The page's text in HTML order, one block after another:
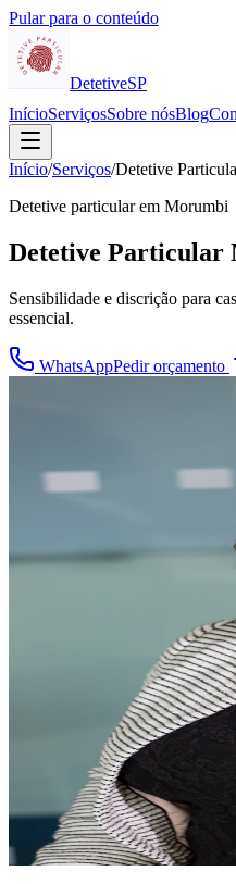
Pular para o conteúdo
DetetiveSP
InícioServiçosSobre nósBlog
Início/Serviços/Detetive
Detetive particular em Morumbi
Detetive Particular
Sensibilidade e discrição para
essencial.
WhatsAppPedir orçamento